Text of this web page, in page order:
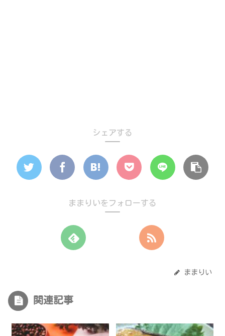
シェアする
ままりいをフォローする
ままりい
関連記事